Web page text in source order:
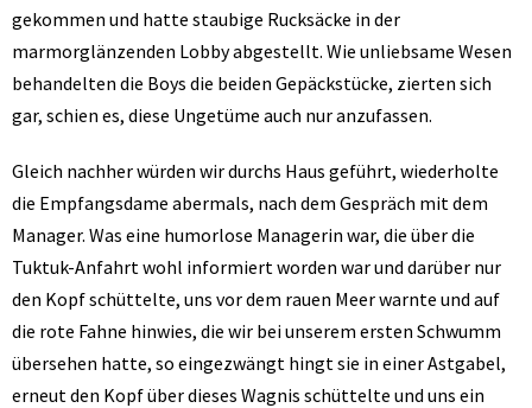
gekommen und hatte staubige Rucksäcke in der
marmorglänzenden Lobby abgestellt. Wie unliebsame Wesen
behandelten die Boys die beiden Gepäckstücke, zierten sich
gar, schien es, diese Ungetüme auch nur anzufassen.
Gleich nachher würden wir durchs Haus geführt, wiederholte
die Empfangsdame abermals, nach dem Gespräch mit dem
Manager. Was eine humorlose Managerin war, die über die
Tuktuk-Anfahrt wohl informiert worden war und darüber nur
den Kopf schüttelte, uns vor dem rauen Meer warnte und auf
die rote Fahne hinwies, die wir bei unserem ersten Schwumm
übersehen hatte, so eingezwängt hingt sie in einer Astgabel,
erneut den Kopf über dieses Wagnis schüttelte und uns ein